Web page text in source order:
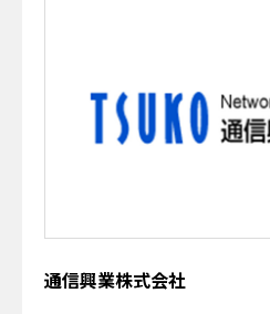
通信興業株式会社